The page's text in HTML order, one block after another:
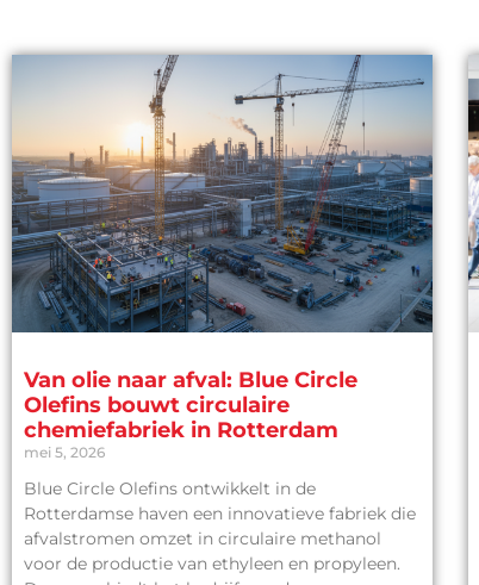
Van olie naar afval: Blue Circle
Olefins bouwt circulaire
chemiefabriek in Rotterdam
mei 5, 2026
Blue Circle Olefins ontwikkelt in de
Rotterdamse haven een innovatieve fabriek die
afvalstromen omzet in circulaire methanol
voor de productie van ethyleen en propyleen.